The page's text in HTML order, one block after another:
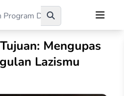
Mengupas
Lazismu